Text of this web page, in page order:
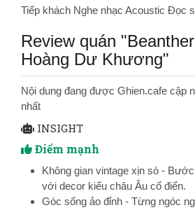
Tiếp khách Nghe nhạc Acoustic Đọc
Review quán
Hoàng Dư Khương"
Nội dung đang được Ghien.cafe cập
nhất
INSIGHT
Điểm mạnh
Không gian vintage xịn sò -
với decor kiểu châu Âu cổ điển.
Góc sống ảo đỉnh - Từng ngóc